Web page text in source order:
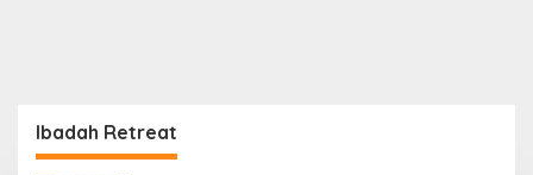
Ibadah Retreat